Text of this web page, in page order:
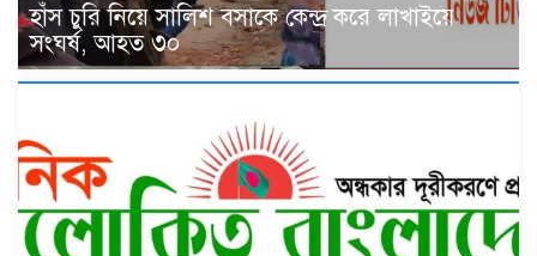
হাঁস চুরি নিয়ে সালিশ বসাকে কেন্দ্র করে লাখাইয়ে
সংঘর্ষ, আহত ৩০